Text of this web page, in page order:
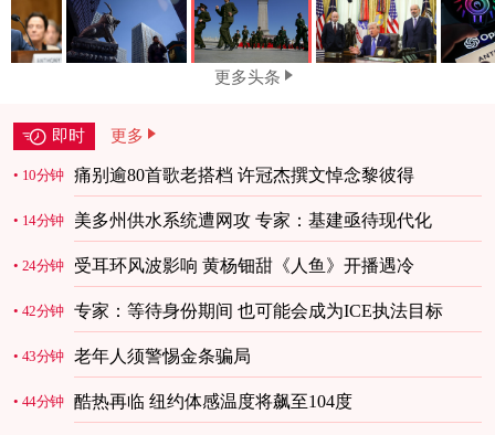
更多头条
即时 更多
10分钟 痛别逾80首歌老搭档 许冠杰撰文悼念黎彼得
14分钟 美多州供水系统遭网攻 专家：基建亟待现代化
24分钟 受耳环风波影响 黄杨钿甜《人鱼》开播遇冷
42分钟 专家：等待身份期间 也可能会成为ICE执法目标
43分钟 老年人须警惕金条骗局
44分钟 酷热再临 纽约体感温度将飙至104度